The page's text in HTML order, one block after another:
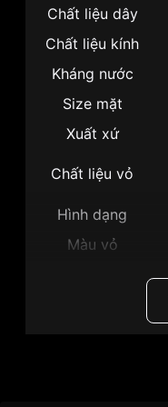
Chất liệu dây
Chất liệu kính
Kháng nước
Size mặt
Xuất xứ
Chất liệu vỏ
Hình dạng
Màu vỏ